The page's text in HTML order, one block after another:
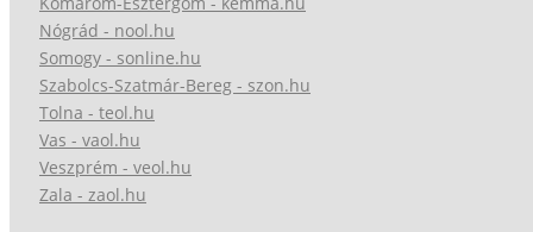
Nógrád - nool.hu
Somogy - sonline.hu
Szabolcs-Szatmár-Bereg - szon.hu
Tolna - teol.hu
Vas - vaol.hu
Veszprém - veol.hu
Zala - zaol.hu